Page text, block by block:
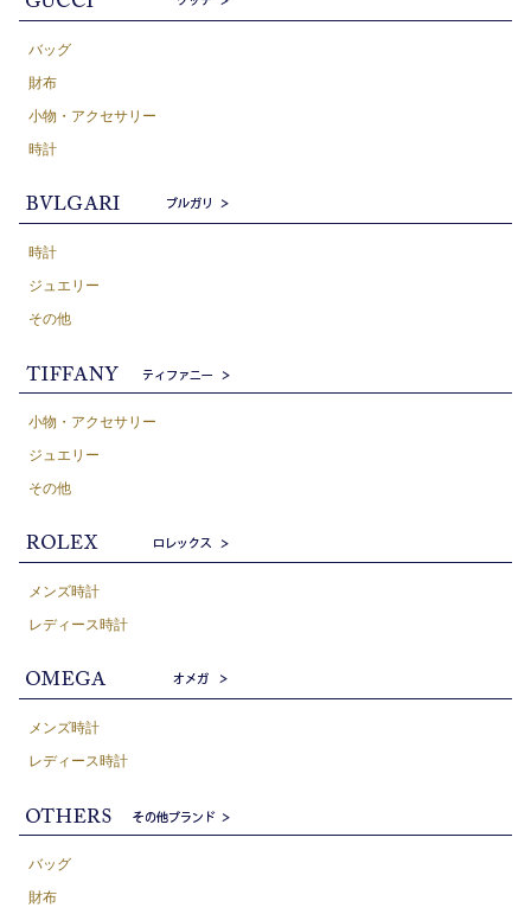
バッグ
財布
小物・アクセサリー
時計
時計
ジュエリー
その他
小物・アクセサリー
ジュエリー
その他
メンズ時計
レディース時計
メンズ時計
レディース時計
バッグ
財布